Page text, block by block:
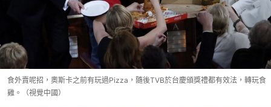
食外賣呢招，奧斯卡之前有玩過Pizza，隨後TVB於台慶頒獎禮都有效法，轉玩食
雞。（視覺中國）